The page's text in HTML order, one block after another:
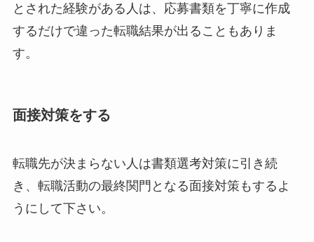
とされた経験がある人は、応募書類を丁寧に作成
するだけで違った転職結果が出ることもありま
す。
面接対策をする
転職先が決まらない人は書類選考対策に引き続
き、転職活動の最終関門となる面接対策もするよ
うにして下さい。